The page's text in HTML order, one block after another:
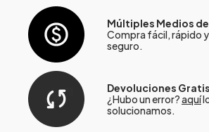
Múltiples Medios
Compra fácil, rápido
seguro.
Devoluciones Gratis
¿Hubo un error?aquí
solucionamos.